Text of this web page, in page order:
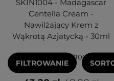
SKIN1004 - Madagascar
Centella Cream -
Nawilżający Krem z
Wąkrotą Azjatycką - 30ml
106
FILTROWANIE